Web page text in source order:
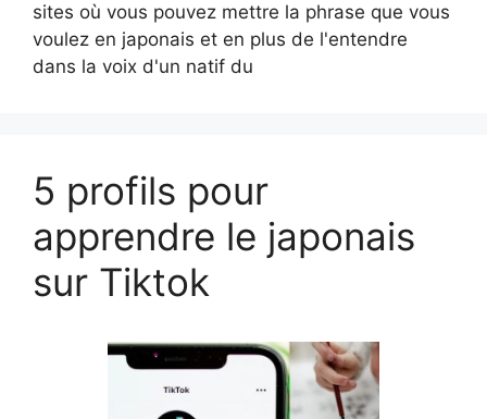
sites où vous pouvez mettre la phrase que vous
voulez en japonais et en plus de l'entendre
dans la voix d'un natif du
5 profils pour
apprendre le japonais
sur Tiktok